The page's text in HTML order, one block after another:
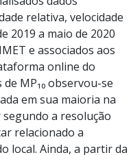
relativa, velocidade
2019 a maio de 2020
e associados aos
online do
de MP₁₀ observou-se
em sua maioria na
segundo a resolução
relacionado a
local. Ainda, a partir da